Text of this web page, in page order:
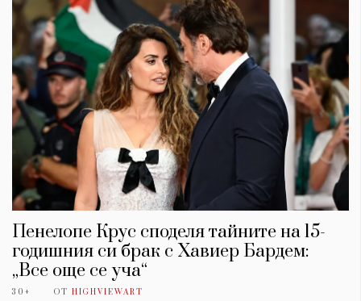
Пенелопе Крус споделя тайните на 15-
годишния си брак с Хавиер Бардем:
„Все още се уча“
30+ ОТ HIGHVIEWART